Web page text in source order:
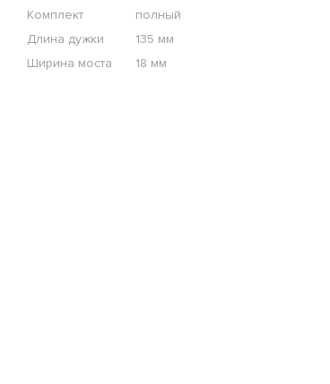
Комплект
полный
Длина дужки
135 мм
Ширина моста
18 мм